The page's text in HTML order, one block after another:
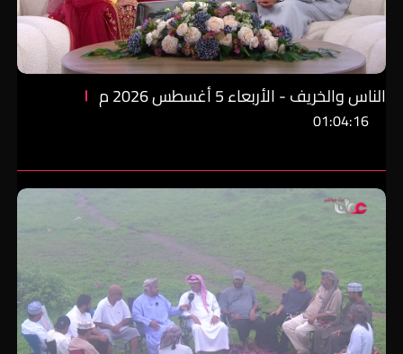
الناس والخريف - الأربعاء 5 أغسطس 2026 م
01:04:16